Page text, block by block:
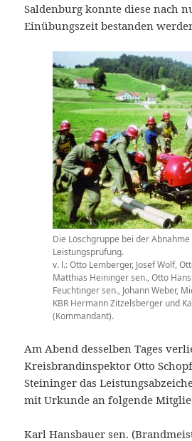
Saldenburg konnte diese nach
Einübungszeit bestanden
Die Löschgruppe bei der
Leistungsprüfung.
v. l.: Otto Lemberger, Josef Wolf,
Matthias Heininger sen., Otto
Feuchtinger sen., Johann Weber,
KBR Hermann Zitzelsberger und
(Kommandant).
Am Abend desselben Tages
Kreisbrandinspektor Otto
Steininger das
mit Urkunde an folgende
Karl Hansbauer sen.